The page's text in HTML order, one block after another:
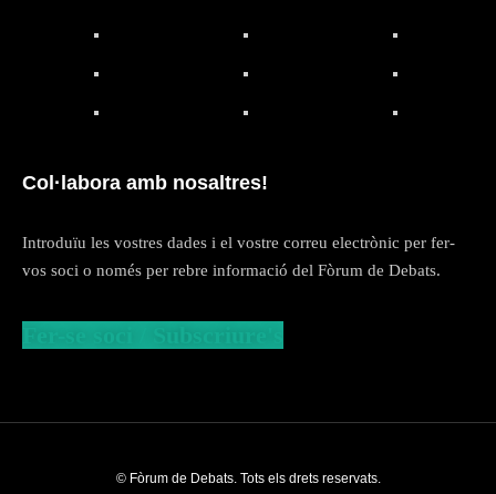
Col·labora amb nosaltres!
Introduïu les vostres dades i el vostre correu electrònic per fer-
vos soci o només per rebre informació del Fòrum de Debats.
© Fòrum de Debats. Tots els drets reservats.